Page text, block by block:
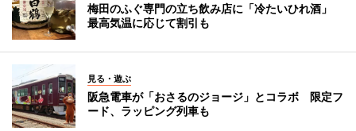
梅田のふぐ専門の立ち飲み店に「冷たいひれ酒」
最高気温に応じて割引も
見る・遊ぶ
阪急電車が「おさるのジョージ」とコラボ 限定フ
ード、ラッピング列車も